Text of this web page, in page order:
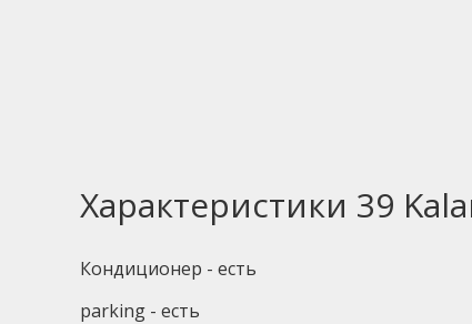
Характеристики 39
Кондиционер - есть
parking - есть